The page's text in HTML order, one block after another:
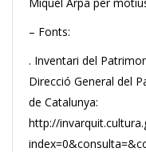
– Fonts:
. Inventari del
Direcció General del
de Catalunya:
http://